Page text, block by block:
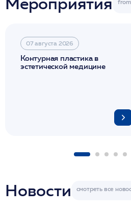
07 августа 2026
Контурная пластика в
эстетической медицине
Новости